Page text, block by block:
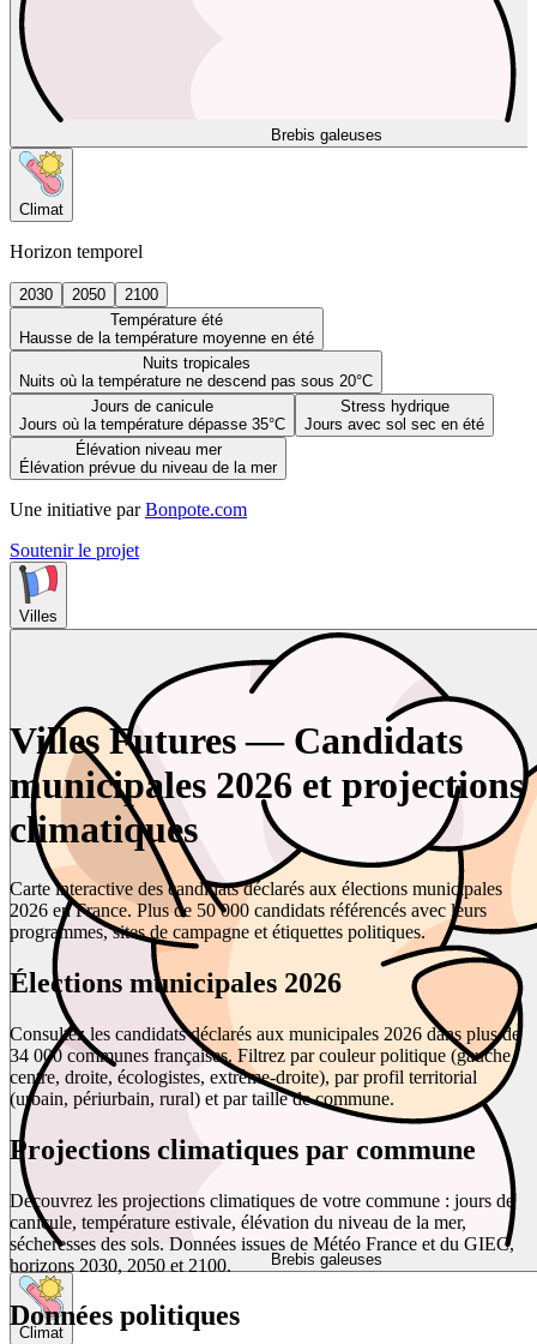
Brebis galeuses
Climat
Horizon temporel
2030 2050
2100
Température été
Hausse de la température moyenne en été
Nuits tropicales
Nuits où la température ne descend pas sous 20°C
Jours de canicule
Jours où la température dépasse 35°C
Stress hydrique
Jours avec sol sec en été
Élévation niveau mer
Élévation prévue du niveau de la mer
Une initiative par Bonpote.com
Soutenir le projet
Villes
Brebis galeuses
Climat
Villes Futures — Candidats
municipales 2026 et projections
climatiques
Carte interactive des candidats déclarés aux élections municipales
2026 en France. Plus de 50 000 candidats référencés avec leurs
programmes, sites de campagne et étiquettes politiques.
Élections municipales 2026
Consultez les candidats déclarés aux municipales 2026 dans plus de
34 000 communes françaises. Filtrez par couleur politique (gauche,
centre, droite, écologistes, extrême-droite), par profil territorial
(urbain, périurbain, rural) et par taille de commune.
Projections climatiques par commune
Découvrez les projections climatiques de votre commune : jours de
canicule, température estivale, élévation du niveau de la mer,
sécheresses des sols. Données issues de Météo France et du GIEC,
horizons 2030, 2050 et 2100.
Données politiques